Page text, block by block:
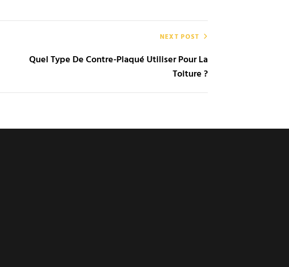
NEXT POST
Quel Type De Contre-Plaqué Utiliser Pour La
Toiture ?